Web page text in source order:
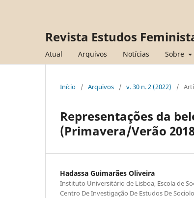
Revista Estudos
Atual Arquivos Notícias Sobre
Início / Arquivos / v. 30 n. 2 (2022) /
Representações da
(Primavera/Verão
Hadassa Guimarães Oliveira
Instituto Universitário de Lisboa, Escola de
Centro De Investigação De Estudos De